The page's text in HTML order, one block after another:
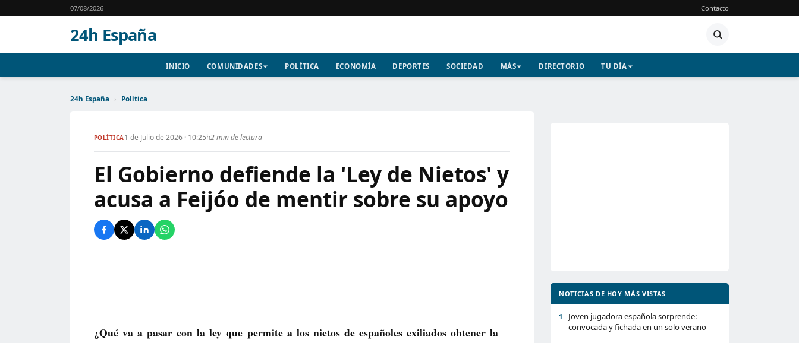
07/08/2026 Contacto
24h España
INICIO COMUNIDADES POLÍTICA ECONOMÍA DEPORTES SOCIEDAD MÁS DIRECTORIO TU DÍA
24h España › Política
POLÍTICA1 de Julio de 2026 · 10:25h2 min de lectura
El Gobierno defiende la 'Ley de Nietos' y
acusa a Feijóo de mentir sobre su apoyo
¿Qué va a pasar con la ley que permite a los nietos de españoles exiliados obtener la
NOTICIAS DE HOY MÁS VISTAS
1
Joven jugadora española sorprende:
convocada y fichada en un solo verano